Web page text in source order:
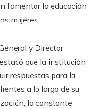
fomentar la educación
mujeres.
y Director
que la institución
respuestas para la
a lo largo de su
la constante